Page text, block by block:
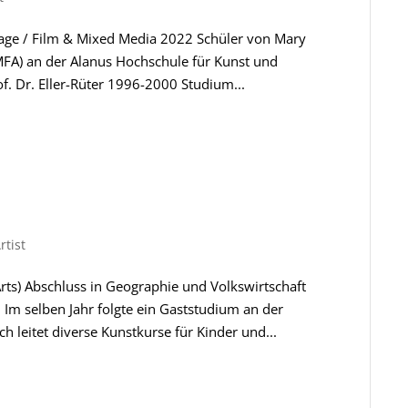
/ Film & Mixed Media 2022 Schüler von Mary
an der Alanus Hochschule für Kunst und
Dr. Eller-Rüter 1996-2000 Studium...
Abschluss in Geographie und Volkswirtschaft
Im selben Jahr folgte ein Gaststudium an der
leitet diverse Kunstkurse für Kinder und...